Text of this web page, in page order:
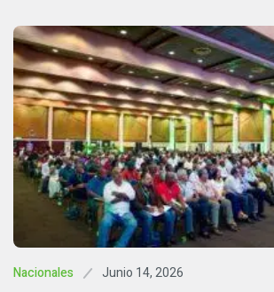
Nacionales Junio 14, 2026